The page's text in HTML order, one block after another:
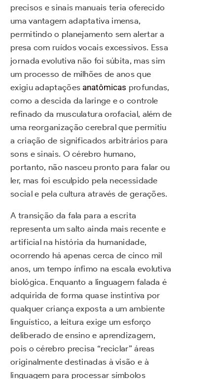
precisos e sinais manuais teria oferecido
uma vantagem adaptativa imensa,
permitindo o planejamento sem alertar a
presa com ruídos vocais excessivos. Essa
jornada evolutiva não foi súbita, mas sim
um processo de milhões de anos que
exigiu adaptações anatômicas profundas,
como a descida da laringe e o controle
refinado da musculatura orofacial, além de
uma reorganização cerebral que permitiu
a criação de significados arbitrários para
sons e sinais. O cérebro humano,
portanto, não nasceu pronto para falar ou
ler, mas foi esculpido pela necessidade
social e pela cultura através de gerações.
A transição da fala para a escrita
representa um salto ainda mais recente e
artificial na história da humanidade,
ocorrendo há apenas cerca de cinco mil
anos, um tempo ínfimo na escala evolutiva
biológica. Enquanto a linguagem falada é
adquirida de forma quase instintiva por
qualquer criança exposta a um ambiente
linguístico, a leitura exige um esforço
deliberado de ensino e aprendizagem,
pois o cérebro precisa “reciclar” áreas
originalmente destinadas à visão e à
linguagem para processar símbolos